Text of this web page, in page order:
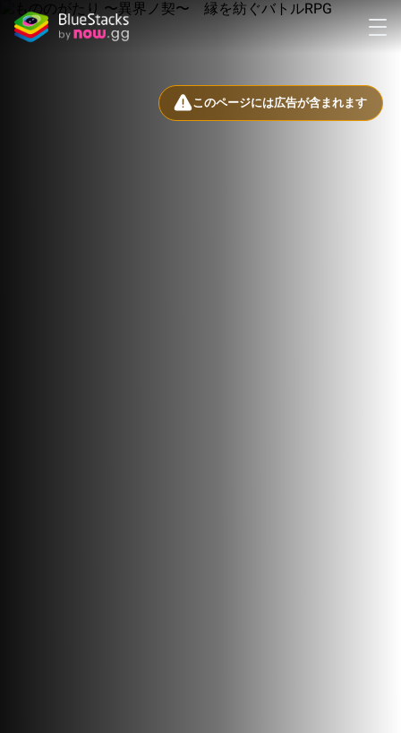
このページには広告が含まれます